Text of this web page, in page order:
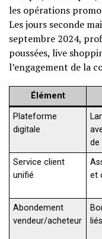
les opérations
Les jours seconde
septembre 2024,
poussées, live
l’engagement de la
Élément
Plateforme
digitale
de
Service client
unifié
et
Abondement
vendeur/acheteur